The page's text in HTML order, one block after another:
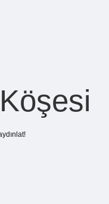
Köşesi